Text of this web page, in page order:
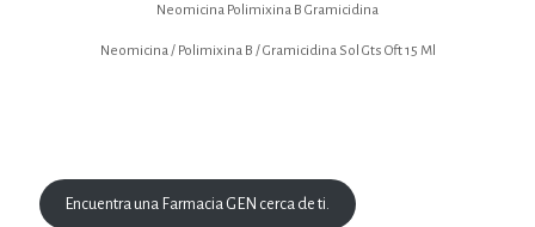
Neomicina Polimixina B Gramicidina
Neomicina / Polimixina B / Gramicidina Sol Gts Oft 15 Ml
Encuentra una Farmacia GEN cerca de ti.